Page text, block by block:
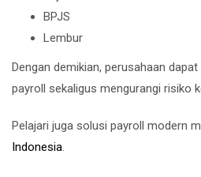
BPJS
Lembur
Dengan demikian, perusahaan
payroll sekaligus mengurangi risiko
Pelajari juga solusi payroll modern
Indonesia.